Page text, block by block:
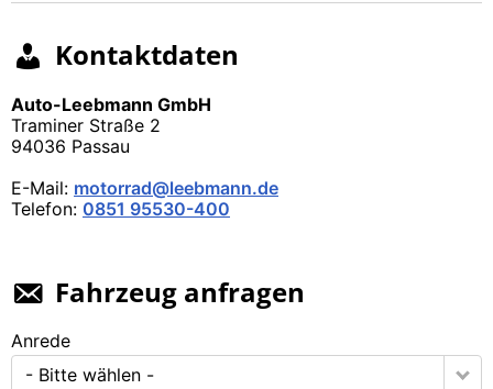
Kon­takt­da­ten
Auto-Leeb­mann GmbH
Tra­mi­ner Stra­ße 2
94036 Pas­sau
E-Mail: motorrad@leebmann.de
Tele­fon: 0851 95530-400
Fahr­zeug anfra­gen
Anre­de
- Bit­te wäh­len -